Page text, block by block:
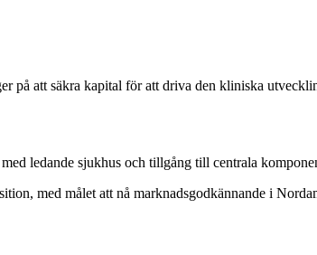
på att säkra kapital för att driva den kliniska
ledande sjukhus och tillgång till centrala
med målet att nå marknadsgodkännande i